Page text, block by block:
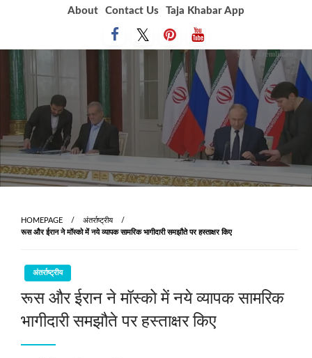
About Contact Us Taja Khabar App
HOMEPAGE
अंतर्राष्ट्रीय
रूस और ईरान ने मॉस्‍को में नये व्‍यापक सामरिक भागीदारी समझौते पर हस्‍ताक्षर किए
अंतर्राष्ट्रीय
रूस और ईरान ने मॉस्‍को में नये व्‍यापक सामरिक
भागीदारी समझौते पर हस्‍ताक्षर किए